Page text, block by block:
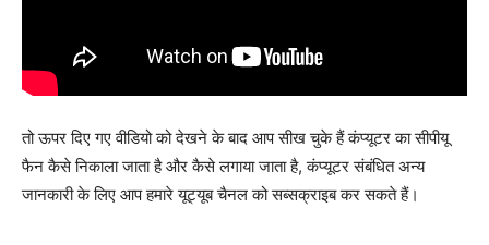
तो ऊपर दिए गए वीडियो को देखने के बाद आप सीख चुके हैं कंप्यूटर का सीपीयू
फैन कैसे निकाला जाता है और कैसे लगाया जाता है, कंप्यूटर संबंधित अन्य
जानकारी के लिए आप हमारे यूट्यूब चैनल को सब्सक्राइब कर सकते हैं।